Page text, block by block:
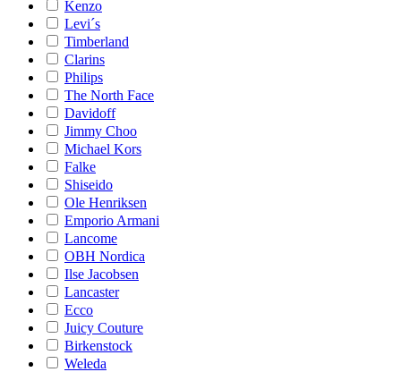
Kenzo
Levi´s
Timberland
Clarins
Philips
The North Face
Davidoff
Jimmy Choo
Michael Kors
Falke
Shiseido
Ole Henriksen
Emporio Armani
Lancome
OBH Nordica
Ilse Jacobsen
Lancaster
Ecco
Juicy Couture
Birkenstock
Weleda